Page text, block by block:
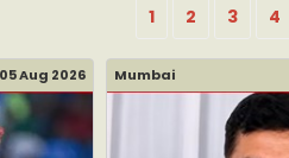
1 2 3 4
05 Aug 2026 Mumbai